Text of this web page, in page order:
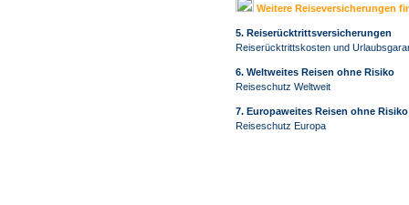
Weitere Reiseversicherungen
5. Reiserücktrittsversicherungen
Reiserücktrittskosten und
6. Weltweites Reisen ohne Risiko
Reiseschutz Weltweit
7. Europaweites Reisen ohne Risiko
Reiseschutz Europa